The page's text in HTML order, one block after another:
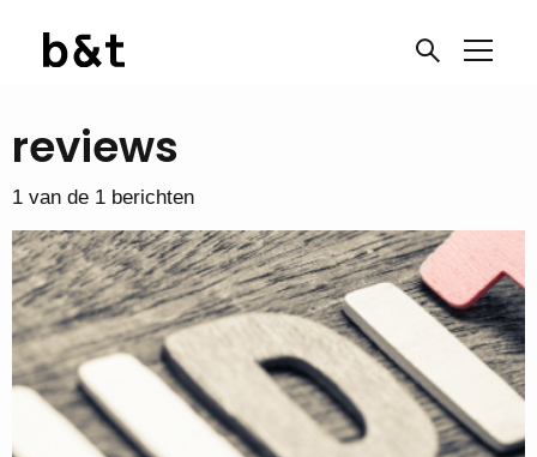
reviews
1 van de 1 berichten